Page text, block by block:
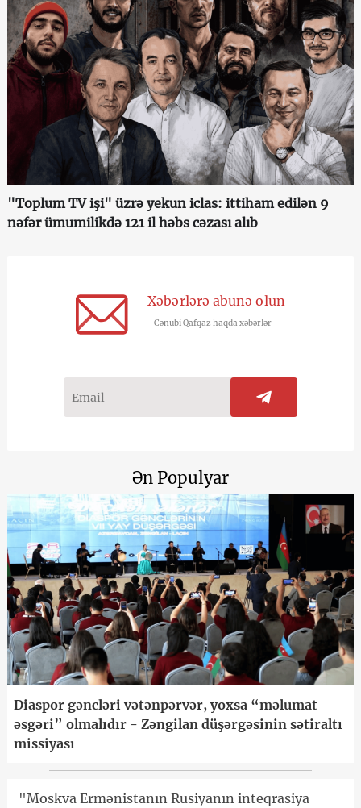
"Toplum TV işi" üzrə yekun iclas: ittiham edilən 9
nəfər ümumilikdə 121 il həbs cəzası alıb
Xəbərlərə abunə olun
Cənubi Qafqaz haqda xəbərlər
Ən Populyar
Diaspor gəncləri vətənpərvər, yoxsa “məlumat
əsgəri” olmalıdır - Zəngilan düşərgəsinin sətiraltı
missiyası
"Moskva Ermənistanın Rusiyanın inteqrasiya